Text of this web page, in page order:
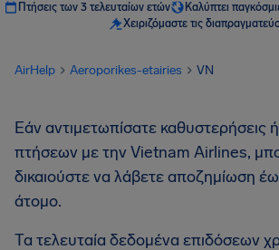
Πτήσεις των 3 τελευταίων ετών
Καλύπτει
Χειριζόμαστε τις
AirHelp Aeroporikes-etairies VN
Εάν αντιμετωπίσατε καθυστερήσεις
πτήσεων με την Vietnam Airlines,
δικαιούστε να λάβετε αποζημίωση
άτομο.
Τα τελευταία δεδομένα επιδόσεων